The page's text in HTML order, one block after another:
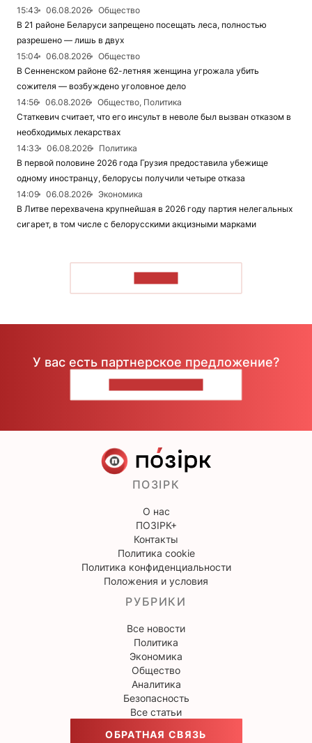
15:43
06.08.2026
Общество
В 21 районе Беларуси запрещено посещать леса, полностью
разрешено — лишь в двух
15:04
06.08.2026
Общество
В Сенненском районе 62-летняя женщина угрожала убить
сожителя — возбуждено уголовное дело
14:56
06.08.2026
Общество, Политика
Статкевич считает, что его инсульт в неволе был вызван отказом в
необходимых лекарствах
14:33
06.08.2026
Политика
В первой половине 2026 года Грузия предоставила убежище
одному иностранцу, белорусы получили четыре отказа
14:09
06.08.2026
Экономика
В Литве перехвачена крупнейшая в 2026 году партия нелегальных
сигарет, в том числе с белорусскими акцизными марками
У вас есть партнерское предложение?
ПОЗІРК
О нас
ПОЗІРК+
Контакты
Политика cookie
Политика конфиденциальности
Положения и условия
РУБРИКИ
Все новости
Политика
Экономика
Общество
Аналитика
Безопасность
Все статьи
ОБРАТНАЯ СВЯЗЬ